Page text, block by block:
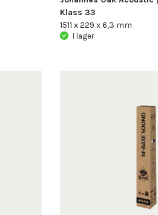
Klass 33
1511 x 229 x 6,3 mm
I lager